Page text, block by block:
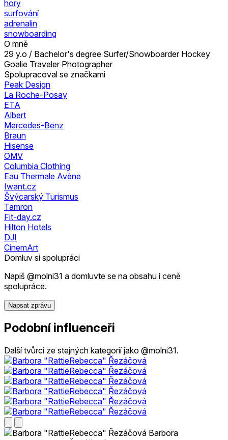
hory
surfování
adrenalin
snowboarding
O mně
29 y.o / Bachelor's degree Surfer/Snowboarder Hockey
Goalie Traveler Photographer
Spolupracoval se značkami
Peak Design
La Roche-Posay
ETA
Albert
Mercedes-Benz
Braun
Hisense
OMV
Columbia Clothing
Eau Thermale Avène
Iwant.cz
Švýcarský Turismus
Tamron
Fit-day.cz
Hilton Hotels
DJI
CinemArt
Domluv si spolupráci
Napiš @molni31 a domluvte se na obsahu i ceně
spolupráce.
Napsat zprávu
Podobní influenceři
Další tvůrci ze stejných kategorií jako @molni31.
Barbora